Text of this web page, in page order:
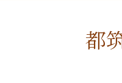
都